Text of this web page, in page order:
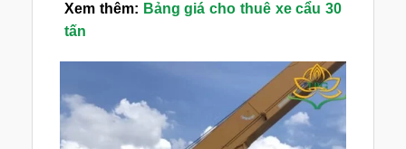
Xem thêm: Bảng giá cho thuê xe cẩu 30
tấn